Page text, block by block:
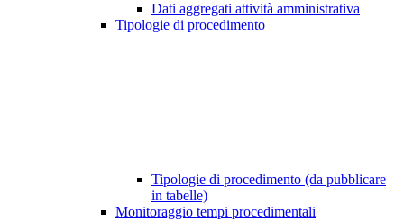
Dati aggregati attività amministrativa
Tipologie di procedimento
Tipologie di procedimento (da pubblicare
in tabelle)
Monitoraggio tempi procedimentali